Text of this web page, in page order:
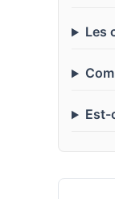
Les
Est-